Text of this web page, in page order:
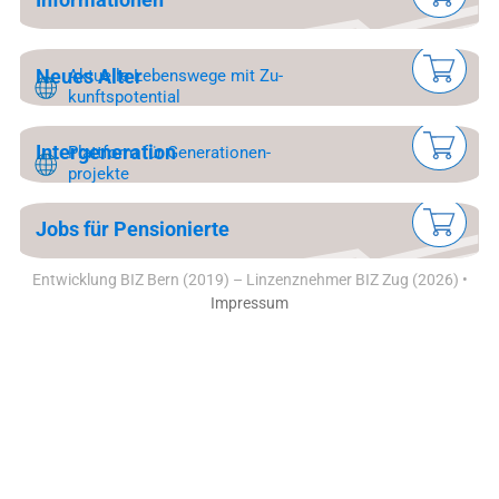
Neues Al­ter
Aktuel­le Le­bens­we­ge mit Zu­
kunfts­po­ten­tial
In­ter­ge­ne­ra­tion
Platt­form für Ge­ne­ra­tionen­
pro­jekte
Jobs für Pen­sio­nier­te
Entwicklung BIZ Bern (2019) – Linzenznehmer BIZ Zug (2026) •
Impressum